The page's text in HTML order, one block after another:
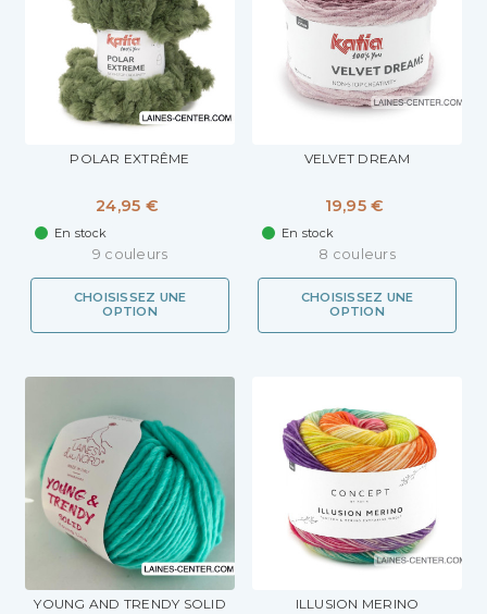
POLAR EXTRÊME
24,95 €
En stock
9 couleurs
CHOISISSEZ UNE
OPTION
VELVET DREAM
19,95 €
En stock
8 couleurs
CHOISISSEZ UNE
OPTION
YOUNG AND TRENDY SOLID ILLUSION MERINO